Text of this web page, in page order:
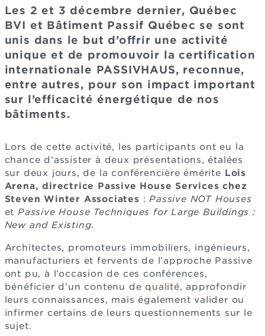
Les 2 et 3 décembre dernier, Québec
BVI et Bâtiment Passif Québec se sont
unis dans le but d’offrir une activité
unique et de promouvoir la certification
internationale PASSIVHAUS, reconnue,
entre autres, pour son impact important
sur l’efficacité énergétique de nos
bâtiments.
Lors de cette activité, les participants ont eu la
chance d’assister à deux présentations, étalées
sur deux jours, de la conférencière émérite Lois
Arena, directrice Passive House Services chez
Steven Winter Associates :Passive NOT Houses
et Passive House Techniques for Large Buildings :
New and Existing.
Architectes, promoteurs immobiliers, ingénieurs,
manufacturiers et fervents de l’approche Passive
ont pu, à l’occasion de ces conférences,
bénéficier d’un contenu de qualité, approfondir
leurs connaissances, mais également valider ou
infirmer certains de leurs questionnements sur le
sujet.